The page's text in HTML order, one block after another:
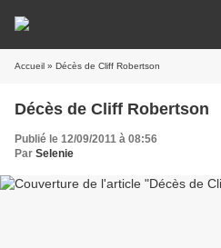
Accueil » Décès de Cliff Robertson
Décès de Cliff Robertson
Publié le 12/09/2011 à 08:56
Par Selenie